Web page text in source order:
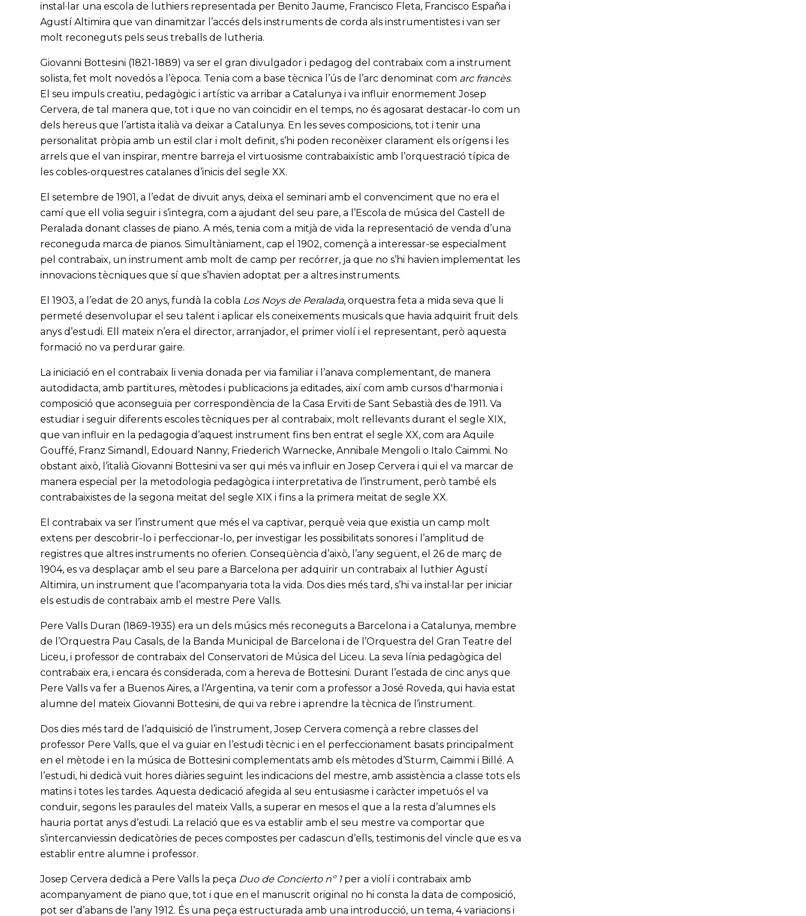
instal·lar una escola de luthiers representada per Benito Jaume, Francisco Fleta, Francisco España i
Agustí Altimira que van dinamitzar l’accés dels instruments de corda als instrumentistes i van ser
molt reconeguts pels seus treballs de lutheria.
Giovanni Bottesini (1821-1889) va ser el gran divulgador i pedagog del contrabaix com a instrument
solista, fet molt novedós a l’època. Tenia com a base tècnica l’ús de l’arc denominat com arc francès.
El seu impuls creatiu, pedagògic i artístic va arribar a Catalunya i va influir enormement Josep
Cervera, de tal manera que, tot i que no van coincidir en el temps, no és agosarat destacar-lo com un
dels hereus que l’artista italià va deixar a Catalunya. En les seves composicions, tot i tenir una
personalitat pròpia amb un estil clar i molt definit, s’hi poden reconèixer clarament els orígens i les
arrels que el van inspirar, mentre barreja el virtuosisme contrabaixístic amb l’orquestració típica de
les cobles-orquestres catalanes d’inicis del segle XX.
El setembre de 1901, a l’edat de divuit anys, deixa el seminari amb el convenciment que no era el
camí que ell volia seguir i s’integra, com a ajudant del seu pare, a l’Escola de música del Castell de
Peralada donant classes de piano. A més, tenia com a mitjà de vida la representació de venda d’una
reconeguda marca de pianos. Simultàniament, cap el 1902, començà a interessar-se especialment
pel contrabaix, un instrument amb molt de camp per recórrer, ja que no s’hi havien implementat les
innovacions tècniques que sí que s’havien adoptat per a altres instruments.
El 1903, a l’edat de 20 anys, fundà la cobla Los Noys de Peralada, orquestra feta a mida seva que li
permeté desenvolupar el seu talent i aplicar els coneixements musicals que havia adquirit fruit dels
anys d’estudi. Ell mateix n’era el director, arranjador, el primer violí i el representant, però aquesta
formació no va perdurar gaire.
La iniciació en el contrabaix li venia donada per via familiar i l’anava complementant, de manera
autodidacta, amb partitures, mètodes i publicacions ja editades, així com amb cursos d'harmonia i
composició que aconseguia per correspondència de la Casa Erviti de Sant Sebastià des de 1911. Va
estudiar i seguir diferents escoles tècniques per al contrabaix, molt rellevants durant el segle XIX,
que van influir en la pedagogia d’aquest instrument fins ben entrat el segle XX, com ara Aquile
Gouffé, Franz Simandl, Edouard Nanny, Friederich Warnecke, Annibale Mengoli o Italo Caimmi. No
obstant això, l’italià Giovanni Bottesini va ser qui més va influir en Josep Cervera i qui el va marcar de
manera especial per la metodologia pedagògica i interpretativa de l’instrument, però també els
contrabaixistes de la segona meitat del segle XIX i fins a la primera meitat de segle XX.
El contrabaix va ser l’instrument que més el va captivar, perquè veia que existia un camp molt
extens per descobrir-lo i perfeccionar-lo, per investigar les possibilitats sonores i l’amplitud de
registres que altres instruments no oferien. Conseqüència d’això, l’any següent, el 26 de març de
1904, es va desplaçar amb el seu pare a Barcelona per adquirir un contrabaix al luthier Agustí
Altimira, un instrument que l’acompanyaria tota la vida. Dos dies més tard, s’hi va instal·lar per iniciar
els estudis de contrabaix amb el mestre Pere Valls.
Pere Valls Duran (1869-1935) era un dels músics més reconeguts a Barcelona i a Catalunya, membre
de l’Orquestra Pau Casals, de la Banda Municipal de Barcelona i de l’Orquestra del Gran Teatre del
Liceu, i professor de contrabaix del Conservatori de Música del Liceu. La seva línia pedagògica del
contrabaix era, i encara és considerada, com a hereva de Bottesini. Durant l’estada de cinc anys que
Pere Valls va fer a Buenos Aires, a l’Argentina, va tenir com a professor a José Roveda, qui havia estat
alumne del mateix Giovanni Bottesini, de qui va rebre i aprendre la tècnica de l’instrument.
Dos dies més tard de l’adquisició de l’instrument, Josep Cervera començà a rebre classes del
professor Pere Valls, que el va guiar en l’estudi tècnic i en el perfeccionament basats principalment
en el mètode i en la música de Bottesini complementats amb els mètodes d’Sturm, Caimmi i Billé. A
l’estudi, hi dedicà vuit hores diàries seguint les indicacions del mestre, amb assistència a classe tots els
matins i totes les tardes. Aquesta dedicació afegida al seu entusiasme i caràcter impetuós el va
conduir, segons les paraules del mateix Valls, a superar en mesos el que a la resta d’alumnes els
hauria portat anys d’estudi. La relació que es va establir amb el seu mestre va comportar que
s’intercanviessin dedicatòries de peces compostes per cadascun d’ells, testimonis del vincle que es va
establir entre alumne i professor.
Josep Cervera dedicà a Pere Valls la peça Duo de Concierto nº 1per a violí i contrabaix amb
acompanyament de piano que, tot i que en el manuscrit original no hi consta la data de composició,
pot ser d’abans de l’any 1912. És una peça estructurada amb una introducció, un tema, 4 variacions i